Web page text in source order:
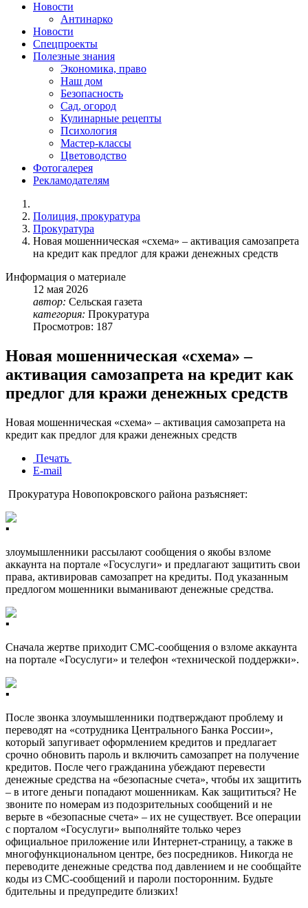
Новости
Антинарко
Новости
Спецпроекты
Полезные знания
Экономика, право
Наш дом
Безопасность
Сад, огород
Кулинарные рецепты
Психология
Мастер-классы
Цветоводство
Фотогалерея
Рекламодателям
Полиция, прокуратура
Прокуратура
Новая мошенническая «схема» – активация самозапрета
на кредит как предлог для кражи денежных средств
Информация о материале
12 мая 2026
автор: Сельская газета
категория: Прокуратура
Просмотров: 187
Новая мошенническая «схема» –
активация самозапрета на кредит как
предлог для кражи денежных средств
Новая мошенническая «схема» – активация самозапрета на
кредит как предлог для кражи денежных средств
Печать
E-mail
Прокуратура Новопокровского района разъясняет:
злоумышленники рассылают сообщения о якобы взломе
аккаунта на портале «Госуслуги» и предлагают защитить свои
права, активировав самозапрет на кредиты. Под указанным
предлогом мошенники выманивают денежные средства.
Сначала жертве приходит СМС-сообщения о взломе аккаунта
на портале «Госуслуги» и телефон «технической поддержки».
После звонка злоумышленники подтверждают проблему и
переводят на «сотрудника Центрального Банка России»,
который запугивает оформлением кредитов и предлагает
срочно обновить пароль и включить самозапрет на получение
кредитов. После чего гражданина убеждают перевести
денежные средства на «безопасные счета», чтобы их защитить
– в итоге деньги попадают мошенникам. Как защититься? Не
звоните по номерам из подозрительных сообщений и не
верьте в «безопасные счета» – их не существует. Все операции
с порталом «Госуслуги» выполняйте только через
официальное приложение или Интернет-страницу, а также в
многофункциональном центре, без посредников. Никогда не
переводите денежные средства под давлением и не сообщайте
коды из СМС-сообщений и пароли посторонним. Будьте
бдительны и предупредите близких!